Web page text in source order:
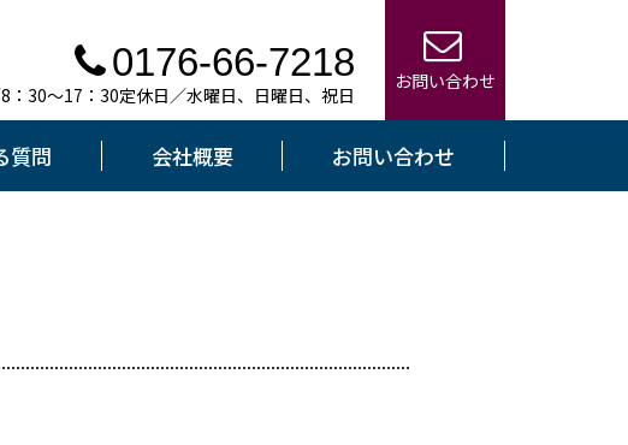
0176-66-7218
：30～17：30定休日／水曜日、日曜日、祝日
お問い合わせ
質問 会社概要 お問い合わせ